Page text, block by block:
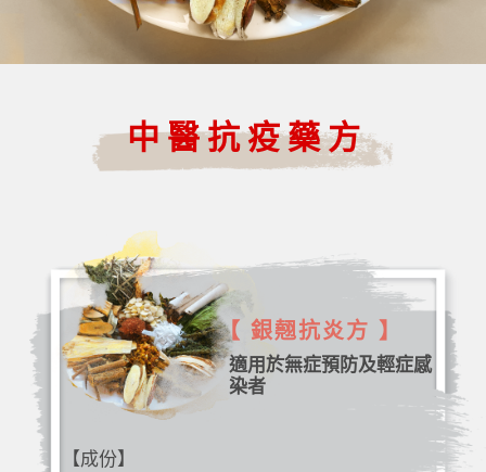
中醫抗疫藥方
【 銀翹抗炎方 】
適用於無症預防及輕症感
染者
【成份】